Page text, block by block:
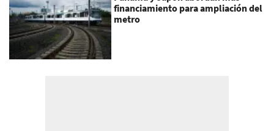
financiamiento para ampliación del
metro